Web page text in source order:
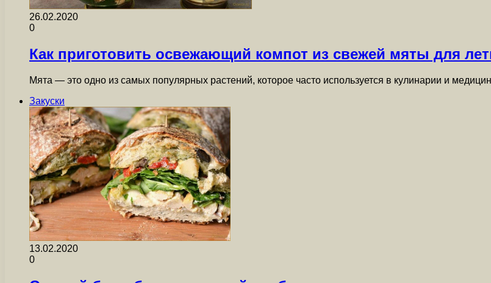
26.02.2020
0
Как приготовить освежающий компот из свежей мяты для
Мята — это одно из самых популярных растений, которое часто используется в кулинарии и
Закуски
13.02.2020
0